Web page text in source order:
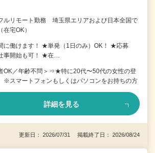
ルリモート勤務 埼玉県エリアおよび日本全国で
在宅OK）
に働けます！ ★単発（1日のみ）OK！ ★応募
事開始も可！ ★在…
OK／年齢不問＞⇒★特に20代〜50代の女性の登
マートフォンもしくはパソコンをお持ちの方
詳細を見る
更新日： 2026/07/31 掲載終了日： 2026/08/24